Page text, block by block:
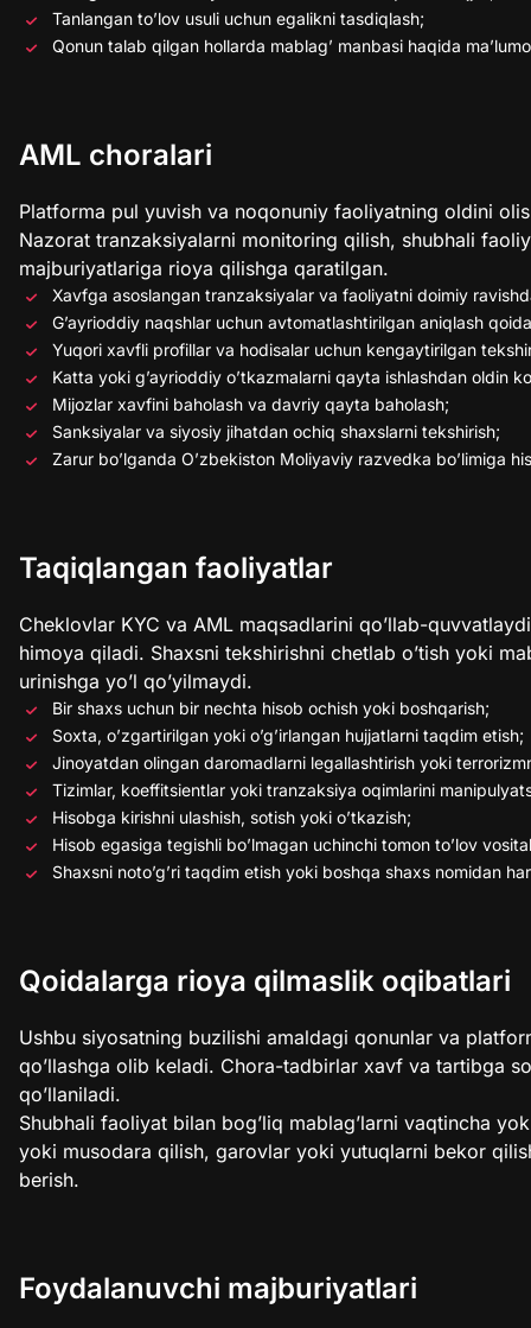
Tanlangan to’lov usuli uchun egalikni tasdiqlash;
Qonun talab qilgan hollarda mablag’ manbasi haqida
AML choralari
Platforma pul yuvish va noqonuniy faoliyatning oldini
Nazorat tranzaksiyalarni monitoring qilish, shubhali
majburiyatlariga rioya qilishga qaratilgan.
Xavfga asoslangan tranzaksiyalar va faoliyatni doimiy
G’ayrioddiy naqshlar uchun avtomatlashtirilgan aniqlash
Yuqori xavfli profillar va hodisalar uchun kengaytirilgan
Katta yoki g’ayrioddiy o’tkazmalarni qayta ishlashdan oldin
Mijozlar xavfini baholash va davriy qayta baholash;
Sanksiyalar va siyosiy jihatdan ochiq shaxslarni tekshirish;
Zarur bo’lganda O’zbekiston Moliyaviy razvedka bo’limiga
Taqiqlangan faoliyatlar
Cheklovlar KYC va AML maqsadlarini qo’llab-
himoya qiladi. Shaxsni tekshirishni chetlab o’tish yoki
urinishga yo’l qo’yilmaydi.
Bir shaxs uchun bir nechta hisob ochish yoki boshqarish;
Soxta, o’zgartirilgan yoki o’g’irlangan hujjatlarni taqdim etish;
Jinoyatdan olingan daromadlarni legallashtirish yoki
Tizimlar, koeffitsientlar yoki tranzaksiya oqimlarini
Hisobga kirishni ulashish, sotish yoki o’tkazish;
Hisob egasiga tegishli bo’lmagan uchinchi tomon to’lov
Shaxsni noto’g’ri taqdim etish yoki boshqa shaxs nomidan
Qoidalarga rioya qilmaslik oqibatlari
Ushbu siyosatning buzilishi amaldagi qonunlar va
qo’llashga olib keladi. Chora-tadbirlar xavf va tartibga
qo’llaniladi.
Shubhali faoliyat bilan bog’liq mablag’larni vaqtincha
yoki musodara qilish, garovlar yoki yutuqlarni bekor
berish.
Foydalanuvchi majburiyatlari